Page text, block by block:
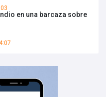
en una barcaza sobre